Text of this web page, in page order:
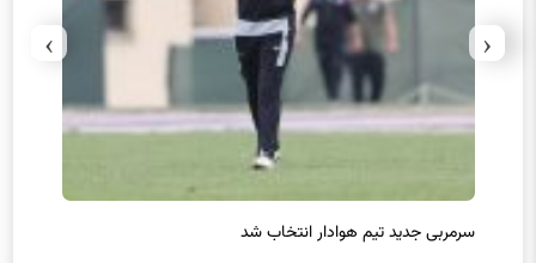
سرمربی جدید تیم هوادار انتخاب شد
‹
›